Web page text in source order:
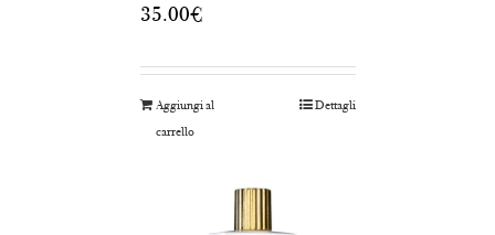
35.00€
Aggiungi al
carrello
Dettagli